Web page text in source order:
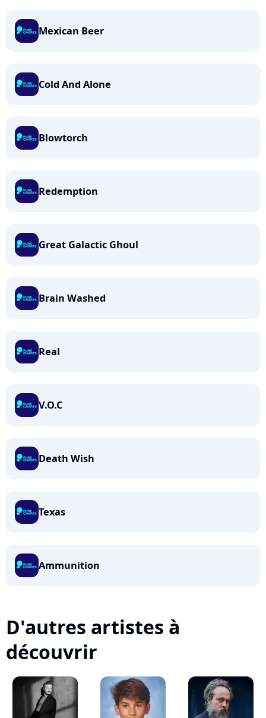
Mexican Beer
Cold And Alone
Blowtorch
Redemption
Great Galactic Ghoul
Brain Washed
Real
V.O.C
Death Wish
Texas
Ammunition
D'autres artistes à
découvrir